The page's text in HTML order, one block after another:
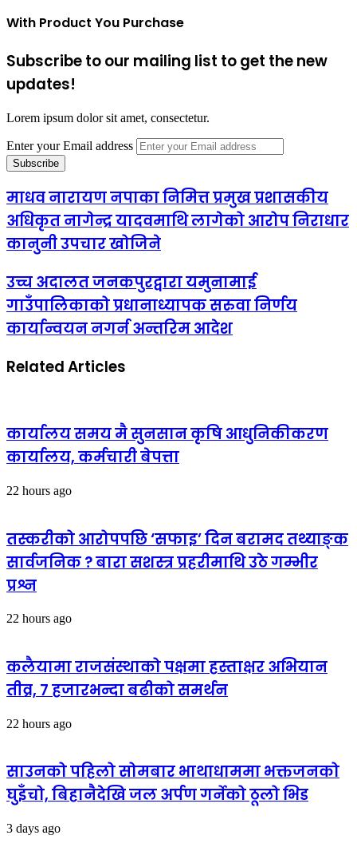
With Product You Purchase
Subscribe to our mailing list to get the new
updates!
Lorem ipsum dolor sit amet, consectetur.
Enter your Email address
माधव नारायण नपाका निमित्त प्रमुख प्रशासकीय
अधिकृत नागेन्द्र यादवमाथि लागेको आरोप निराधार
कानुनी उपचार खोजिने
उच्च अदालत जनकपुरद्वारा यमुनामाई
गाउँपालिकाको प्रधानाध्यापक सरुवा निर्णय
कार्यान्वयन नगर्न अन्तरिम आदेश
Related Articles
कार्यालय समय मै सुनसान कृषि आधुनिकीकरण
कार्यालय, कर्मचारी बेपत्ता
22 hours ago
तस्करीको आरोपपछि ‘सफाइ’ दिन बरामद तथ्याङ्क
सार्वजनिक ? बारा सशस्त्र प्रहरीमाथि उठे गम्भीर
प्रश्न
22 hours ago
कलैयामा राजसंस्थाको पक्षमा हस्ताक्षर अभियान
तीव्र, ७ हजारभन्दा बढीको समर्थन
22 hours ago
साउनको पहिलो सोमबार भाथाधाममा भक्तजनको
घुइँचो, बिहानैदेखि जल अर्पण गर्नेको ठूलो भिड
3 days ago